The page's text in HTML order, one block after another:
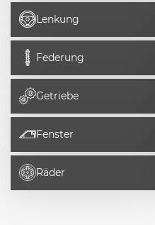
Lenkung
Federung
Getriebe
Fenster
Räder